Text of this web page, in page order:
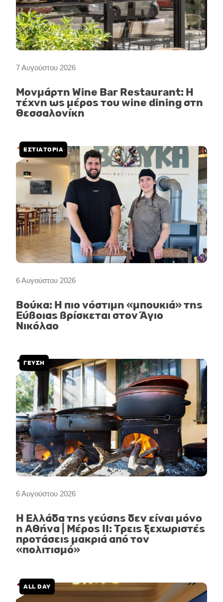
7 Αυγούστου 2026
Μονμάρτη Wine Bar Restaurant: Η
τέχνη ως μέρος του wine dining στη
Θεσσαλονίκη
6 Αυγούστου 2026
ΕΣΤΙΑΤΟΡΙΑ
Βούκα: Η πιο νόστιμη «μπουκιά» της
Εύβοιας βρίσκεται στον Άγιο
Νικόλαο
6 Αυγούστου 2026
ΓΕΥΣΗ
Η Ελλάδα της γεύσης δεν είναι μόνο
η Αθήνα | Μέρος II: Τρεις ξεχωριστές
προτάσεις μακριά από τον
«πολιτισμό»
ALL DAY